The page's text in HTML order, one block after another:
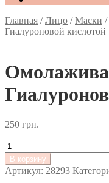
Главная /Лицо /Маски /
Гиалуроновой кислотой
250 грн.
Количество
товара
Омолаживающая
маска
В корзину
Артикул: 28293